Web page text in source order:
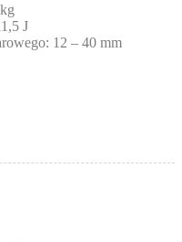
J
12 – 40 mm